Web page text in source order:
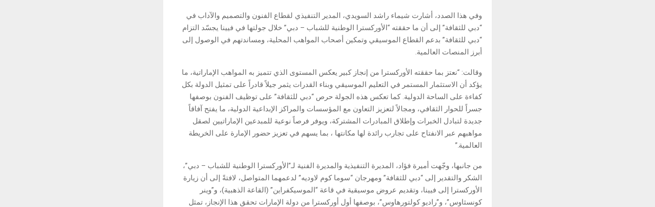
وفي هذا الصدد، أشارت شيماء راشد السويدي، المدير التنفيذي لقطاع الفنون والتصميم والآداب في
“دبي للثقافة” إلى أن ما حققته “الأوركسترا الوطنية للشباب – دبي” خلال جولتها في فيينا يجسّد التزام
“دبي للثقافة” بدعم القطاع الموسيقي وتمكين أصحاب المواهب المحلية، ومساندتهم في الوصول إلى
أبرز المنصات العالمية.
وقالت: “نعتز بما حققته الأوركسترا من إنجاز كبير يعكس المستوى الذي تتميز به المواهب الإماراتية، ما
يؤكد أن الاستثمار المستمر في التعليم الموسيقي وبناء القدرات يثمر جيلاً قادراً على تمثيل الدولة بكل
كفاءة على الساحة الدولية. كما تعكس هذه الجولة حرص “دبي للثقافة” على توظيف الفنون بوصفها
جسراً للحوار الثقافي، ومجالاً لتعزيز التعاون مع المؤسسات والمراكز الإبداعية الدولية، ما يفتح آفاقاً
جديدة لتبادل الخبرات وإطلاق المبادرات المشتركة، ويوفر فرصاً نوعية للمبدعين الإماراتيين لصقل
مواهبهم عبر الانفتاح على تجارب رائدة لها مكانتها ، بما يسهم في تعزيز حضور الإمارة على الخريطة
العالمية.”
من جانبها، وجّهت أميرة فؤاد، المديرة التنفيذية والمديرة الفنية لـ”الأوركسترا الوطنية للشباب – دبي”،
الشكر والتقدير إلى “دبي للثقافة” ومهرجان “سوما كوم لاوديه” لدعمهما المتواصل، لافتةً إلى أن زيارة
الأوركسترا إلى فيينا، وتقديم عروض موسيقية في قاعة “الموسيكفراين” (القاعة الذهبية)، و”وينر
كونسثاوس”، و”راديو كولتورهاوس”، بوصفها أول أوركسترا من دولة الإمارات تحقق هذا الإنجاز، تمثل